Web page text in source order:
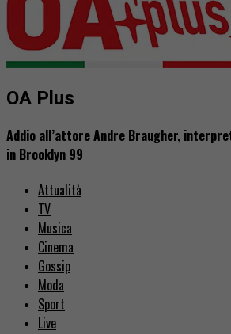
OA Plus
Addio all’attore Andre Braugher,
in Brooklyn 99
Attualità
TV
Musica
Cinema
Gossip
Moda
Sport
Live